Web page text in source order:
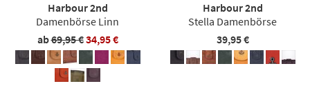
Harbour 2nd
Damenbörse Linn
ab69,95 €34,95 €
Harbour 2nd
Stella Damenbörse
39,95 €